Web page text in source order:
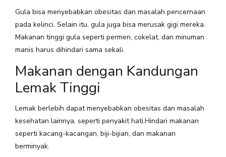
Gula bisa menyebabkan obesitas dan masalah pencernaan
pada kelinci. Selain itu, gula juga bisa merusak gigi mereka.
Makanan tinggi gula seperti permen, cokelat, dan minuman
manis harus dihindari sama sekali.
Makanan dengan Kandungan
Lemak Tinggi
Lemak berlebih dapat menyebabkan obesitas dan masalah
kesehatan lainnya, seperti penyakit hati.Hindari makanan
seperti kacang-kacangan, biji-bijian, dan makanan
berminyak.